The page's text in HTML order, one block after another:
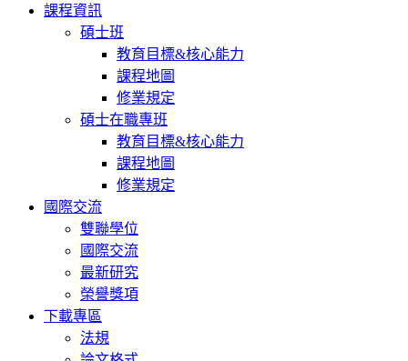
課程資訊
碩士班
教育目標&核心能力
課程地圖
修業規定
碩士在職專班
教育目標&核心能力
課程地圖
修業規定
國際交流
雙聯學位
國際交流
最新研究
榮譽獎項
下載專區
法規